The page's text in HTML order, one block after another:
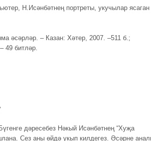
Н.Исәнбәтнең портреты, укучылар ясаган
әсәрләр. – Казан: Хәтер, 2007. –511 б.;
49 битләр.
дәресебез Нәкый Исәнбәтнең “Хуҗа
Сез аны өйдә укып килдегез. Әсәрне